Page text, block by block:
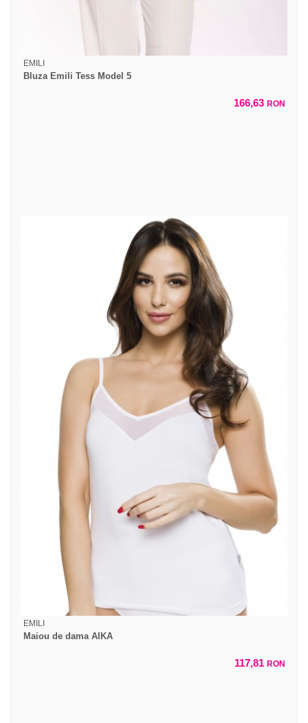
EMILI
Bluza Emili Tess Model 5
166,63 RON
EMILI
Maiou de dama AIKA
117,81 RON